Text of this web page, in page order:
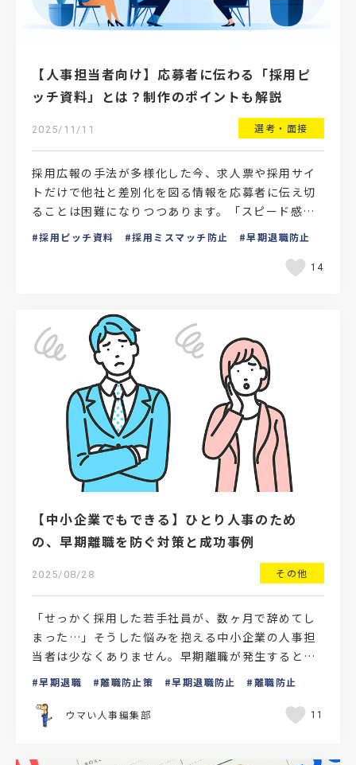
【人事担当者向け】応募者に伝わる「採用ピ
ッチ資料」とは？制作のポイントも解説
2025/11/11 選考・面接
採用広報の手法が多様化した今、求人票や採用サイ
トだけで他社と差別化を図る情報を応募者に伝え切
ることは困難になりつつあります。「スピード感の
ある選考が重視され、相互理解の時間が足りない」
採用ピッチ資料 採用ミスマッチ防止 早期退職防止
14
【中小企業でもできる】ひとり人事のため
の、早期離職を防ぐ対策と成功事例
2025/08/28 その他
「せっかく採用した若手社員が、数ヶ月で辞めてし
まった…」そうした悩みを抱える中小企業の人事担
当者は少なくありません。早期離職が発生すると、
採用コストや教育コストの損失だけでなく、部署全
早期退職 離職防止策 早期退職防止 離職防止
ウマい人事編集部 11